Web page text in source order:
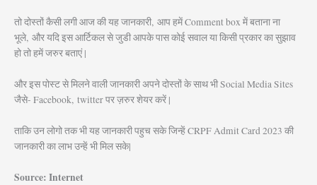
तो दोस्तों कैसी लगी आज की यह जानकारी, आप हमें Comment box में बताना ना
भूले, और यदि इस आर्टिकल से जुडी आपके पास कोई सवाल या किसी प्रकार का सुझाव
हो तो हमें जरुर बताएं |
और इस पोस्ट से मिलने वाली जानकारी अपने दोस्तों के साथ भी Social Media Sites
जैसे- Facebook, twitter पर ज़रुर शेयर करें |
ताकि उन लोगो तक भी यह जानकारी पहुच सके जिन्हें CRPF Admit Card 2023 की
जानकारी का लाभ उन्हें भी मिल सके|
Source: Internet